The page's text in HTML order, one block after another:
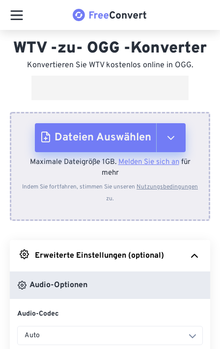
WTV -zu- OGG -Konverter
Konvertieren Sie WTV kostenlos online in OGG.
Dateien Auswählen
Vom Gerät
Von Dropbox
Maximale Dateigröße 1GB.Melden Sie sich anfür
mehr
Indem Sie fortfahren, stimmen Sie unseren Nutzungsbedingungen
zu.
Erweiterte Einstellungen (optional)
Audio-Optionen
Audio-Codec
Auto